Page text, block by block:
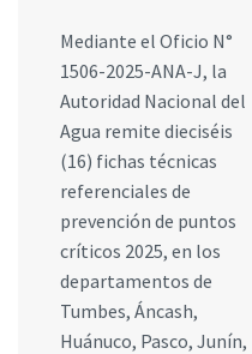
Mediante el Oficio N°
1506-2025-ANA-J, la
Autoridad Nacional del
Agua remite dieciséis
(16) fichas técnicas
referenciales de
prevención de puntos
críticos 2025, en los
departamentos de
Tumbes, Áncash,
Huánuco, Pasco, Junín,